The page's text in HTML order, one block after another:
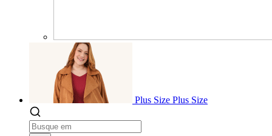
Plus Size Plus Size